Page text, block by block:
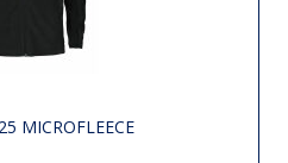
MICROFLEECE